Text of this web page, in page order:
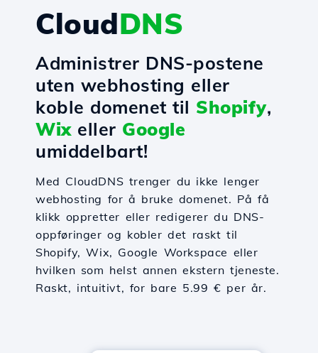
CloudDNS
Administrer DNS-postene
uten webhosting eller
koble domenet til Shopify,
Wixeller Google
umiddelbart!
Med CloudDNS trenger du ikke lenger
webhosting for å bruke domenet. På få
klikk oppretter eller redigerer du DNS-
oppføringer og kobler det raskt til
Shopify, Wix, Google Workspace eller
hvilken som helst annen ekstern tjeneste.
Raskt, intuitivt, for bare 5.99 € per år.